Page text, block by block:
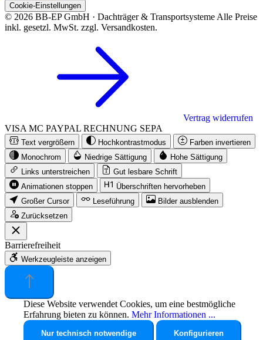
Cookie-Einstellungen
© 2026 BB-EP GmbH · Dachträger & Transportsysteme Alle Preise
inkl. gesetzl. MwSt. zzgl. Versandkosten.
Vertrag widerrufen
VISA MC PAYPAL RECHNUNG SEPA
Text vergrößern Hochkontrastmodus
Farben invertieren
Monochrom
Niedrige Sättigung
Hohe Sättigung
Links unterstreichen
Gut lesbare Schrift
Animationen stoppen
Überschriften hervorheben
Großer Cursor
Leseführung
Bilder ausblenden
Zurücksetzen
Barrierefreiheit
Werkzeugleiste anzeigen
Diese Website verwendet Cookies, um eine bestmögliche
Erfahrung bieten zu können. Mehr Informationen ...
Nur technisch notwendige Konfigurieren